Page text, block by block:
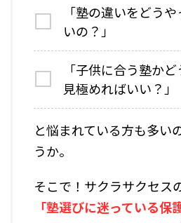
「塾の違いをどう
いの？」
「子供に合う塾か
見極めればいい？」
と悩まれている方も多い
うか。
そこで！サクラサクセス
「塾選びに迷っている保